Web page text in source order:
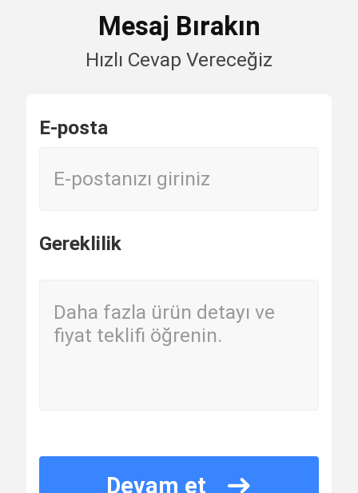
Ürünler
MCB Devre Kesiciler
Mesaj Bırakın
Hızlı Cevap Vereceğiz
E-posta
Gereklilik
Devam et